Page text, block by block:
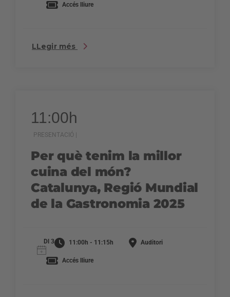
Accés lliure
LLegir més
11:00h
PRESENTACIÓ |
Per què tenim la millor
cuina del món?
Catalunya, Regió Mundial
de la Gastronomia 2025
Dl 3 11:00h - 11:15h Auditori
Accés lliure